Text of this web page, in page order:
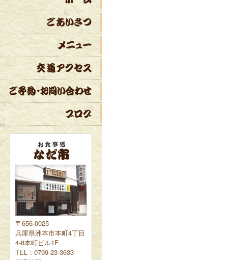
〒656-0025
兵庫県洲本市本町4丁目
4-8本町ビル1F
TEL：0799-23-3633